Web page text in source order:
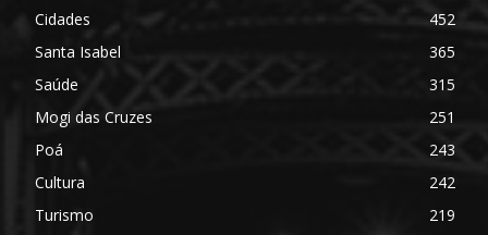
Cidades
452
Santa Isabel
365
Saúde
315
Mogi das Cruzes
251
Poá
243
Cultura
242
Turismo
219